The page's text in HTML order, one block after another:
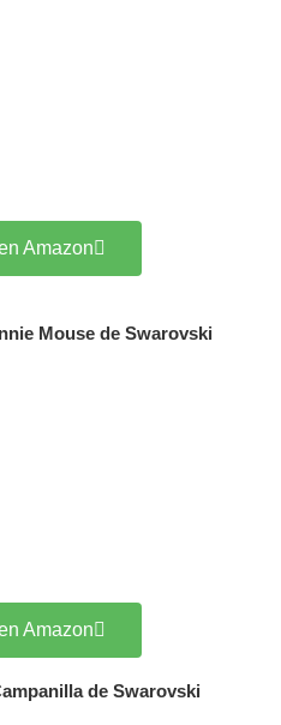
Amazon
Mouse de Swarovski
Amazon
de Swarovski